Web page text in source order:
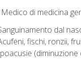
di medicina
dal
fischi, ronzii,
(diminuzione